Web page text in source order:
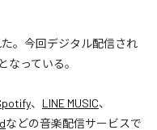
た。今回デジタル配信され
なっている。
、 LINE MUSIC、
などの音楽配信サービスで